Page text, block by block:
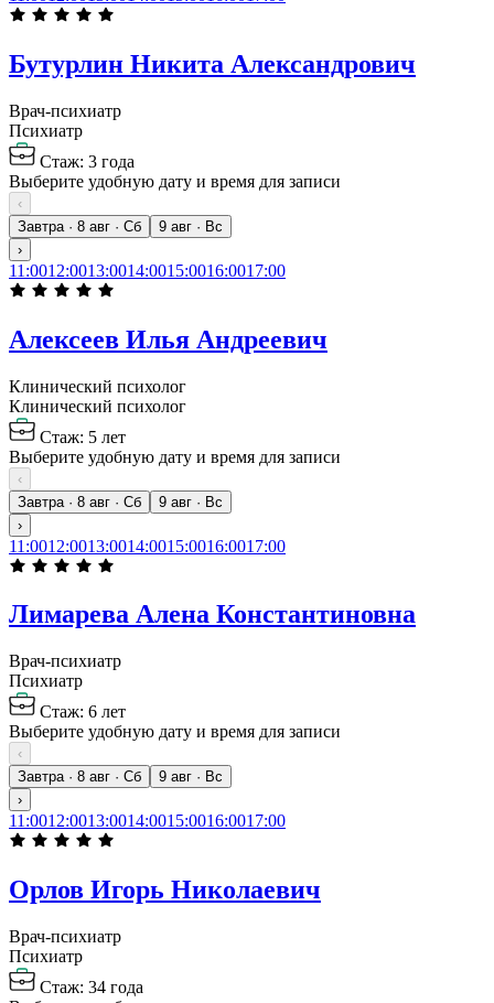
Бутурлин Никита Александрович
Врач-психиатр
Психиатр
Стаж: 3 года
Выберите удобную дату и время для записи
‹
Завтра · 8 авг · Сб
9 авг · Вс
›
11:0012:0013:0014:0015:0016:0017:00
Алексеев Илья Андреевич
Клинический психолог
Клинический психолог
Стаж: 5 лет
Выберите удобную дату и время для записи
‹
Завтра · 8 авг · Сб
9 авг · Вс
›
11:0012:0013:0014:0015:0016:0017:00
Лимарева Алена Константиновна
Врач-психиатр
Психиатр
Стаж: 6 лет
Выберите удобную дату и время для записи
‹
Завтра · 8 авг · Сб
9 авг · Вс
›
11:0012:0013:0014:0015:0016:0017:00
Орлов Игорь Николаевич
Врач-психиатр
Психиатр
Стаж: 34 года